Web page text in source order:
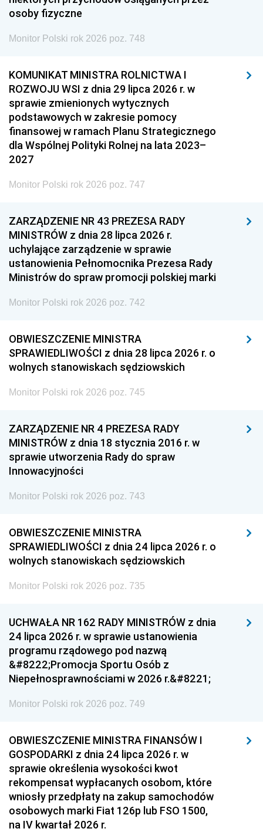
osoby fizyczne
Monitor Polski rok 2026 poz. 748
KOMUNIKAT MINISTRA ROLNICTWA I
ROZWOJU WSI z dnia 29 lipca 2026 r. w
sprawie zmienionych wytycznych
podstawowych w zakresie pomocy
finansowej w ramach Planu Strategicznego
dla Wspólnej Polityki Rolnej na lata 2023–
2027
Monitor Polski rok 2026 poz. 747
ZARZĄDZENIE NR 43 PREZESA RADY
MINISTRÓW z dnia 28 lipca 2026 r.
uchylające zarządzenie w sprawie
ustanowienia Pełnomocnika Prezesa Rady
Ministrów do spraw promocji polskiej marki
Monitor Polski rok 2026 poz. 742
OBWIESZCZENIE MINISTRA
SPRAWIEDLIWOŚCI z dnia 28 lipca 2026 r. o
wolnych stanowiskach sędziowskich
Monitor Polski rok 2026 poz. 745
ZARZĄDZENIE NR 4 PREZESA RADY
MINISTRÓW z dnia 18 stycznia 2016 r. w
sprawie utworzenia Rady do spraw
Innowacyjności
Monitor Polski rok 2026 poz. 743
OBWIESZCZENIE MINISTRA
SPRAWIEDLIWOŚCI z dnia 24 lipca 2026 r. o
wolnych stanowiskach sędziowskich
Monitor Polski rok 2026 poz. 735
UCHWAŁA NR 162 RADY MINISTRÓW z dnia
24 lipca 2026 r. w sprawie ustanowienia
programu rządowego pod nazwą
&#8222;Promocja Sportu Osób z
Niepełnosprawnościami w 2026 r.&#8221;
Monitor Polski rok 2026 poz. 749
OBWIESZCZENIE MINISTRA FINANSÓW I
GOSPODARKI z dnia 24 lipca 2026 r. w
sprawie określenia wysokości kwot
rekompensat wypłacanych osobom, które
wniosły przedpłaty na zakup samochodów
osobowych marki Fiat 126p lub FSO 1500,
na IV kwartał 2026 r.